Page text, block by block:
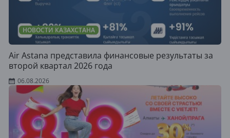
НОВОСТИ КАЗАХСТАНА
Air Astana представила финансовые результаты за
второй квартал 2026 года
06.08.2026